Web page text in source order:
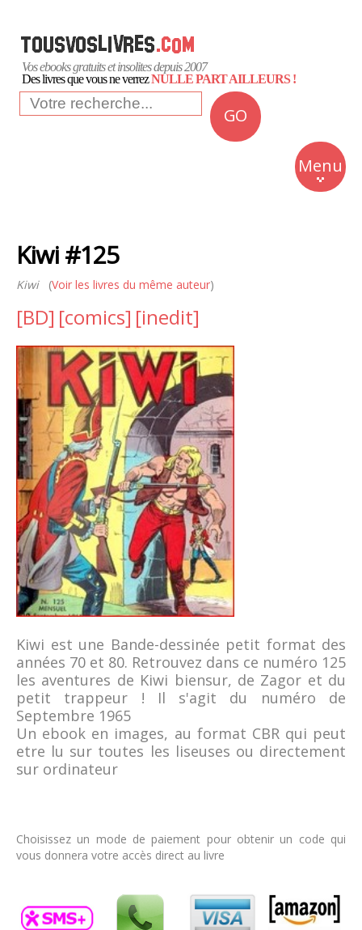
Vos ebooks gratuits et insolites depuis 2007
Des livres que vous ne verrezNULLE PART AILLEURS !
GO
Menu
Insolite
Business
Kiwi #125
Kiwi(Voir les livres du même auteur)
[BD] [comics] [inedit]
Kiwi est une Bande-dessinée petit format des
années 70 et 80. Retrouvez dans ce numéro 125
les aventures de Kiwi biensur, de Zagor et du
petit trappeur ! Il s'agit du numéro de
Septembre 1965
Un ebook en images, au format CBR qui peut
etre lu sur toutes les liseuses ou directement
sur ordinateur
Choisissez un mode de paiement pour obtenir un code qui
vous donnera votre accès direct au livre